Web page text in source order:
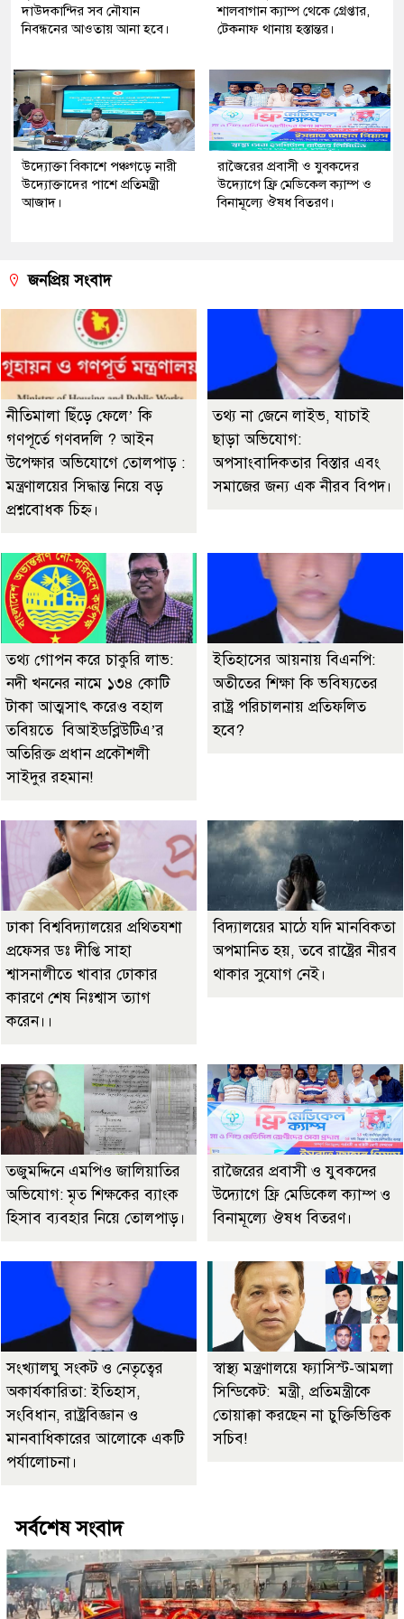
দাউদকান্দির সব নৌযান
নিবন্ধনের আওতায় আনা হবে।
শালবাগান ক্যাম্প থেকে গ্রেপ্তার,
টেকনাফ থানায় হস্তান্তর।
উদ্যোক্তা বিকাশে পঞ্চগড়ে নারী
উদ্যোক্তাদের পাশে প্রতিমন্ত্রী
আজাদ।
রাজৈরের‌ প্রবাসী ও যুবকদের
উদ্যোগে ফ্রি মেডিকেল ক্যাম্প ও
বিনামূল্যে ঔষধ বিতরণ।
জনপ্রিয় সংবাদ
নীতিমালা ছিঁড়ে ফেলে’ কি
গণপূর্তে গণবদলি ? আইন
উপেক্ষার অভিযোগে তোলপাড় :
মন্ত্রণালয়ের সিদ্ধান্ত নিয়ে বড়
প্রশ্নবোধক চিহ্ন।
তথ্য না জেনে লাইভ, যাচাই
ছাড়া অভিযোগ:
অপসাংবাদিকতার বিস্তার এবং
সমাজের জন্য এক নীরব বিপদ।
তথ্য গোপন করে চাকুরি লাভ:
নদী খননের নামে ১৩৪ কোটি
টাকা আত্মসাৎ করেও বহাল
তবিয়তে বিআইডব্লিউটিএ’র
অতিরিক্ত প্রধান প্রকৌশলী
সাইদুর রহমান!
ইতিহাসের আয়নায় বিএনপি:
অতীতের শিক্ষা কি ভবিষ্যতের
রাষ্ট্র পরিচালনায় প্রতিফলিত
হবে?
ঢাকা বিশ্ববিদ্যালয়ের প্রথিতযশা
প্রফেসর ডঃ দীপ্তি সাহা
শ্বাসনালীতে খাবার ঢোকার
কারণে শেষ নিঃশ্বাস ত্যাগ
করেন।।
বিদ্যালয়ের মাঠে যদি মানবিকতা
অপমানিত হয়, তবে রাষ্ট্রের নীরব
থাকার সুযোগ নেই।
তজুমদ্দিনে এমপিও জালিয়াতির
অভিযোগ: মৃত শিক্ষকের ব্যাংক
হিসাব ব্যবহার নিয়ে তোলপাড়।
রাজৈরের‌ প্রবাসী ও যুবকদের
উদ্যোগে ফ্রি মেডিকেল ক্যাম্প ও
বিনামূল্যে ঔষধ বিতরণ।
সংখ্যালঘু সংকট ও নেতৃত্বের
অকার্যকারিতা: ইতিহাস,
সংবিধান, রাষ্ট্রবিজ্ঞান ও
মানবাধিকারের আলোকে একটি
পর্যালোচনা।
স্বাস্থ্য মন্ত্রণালয়ে ফ্যাসিস্ট-আমলা
সিন্ডিকেট: মন্ত্রী, প্রতিমন্ত্রীকে
তোয়াক্কা করছেন না চুক্তিভিত্তিক
সচিব!
সর্বশেষ সংবাদ